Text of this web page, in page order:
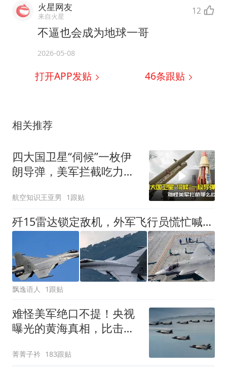
火星网友
来自火星 12
不逼也会成为地球一哥
2026-05-08
打开APP发贴 46条跟贴
相关推荐
四大国卫星“伺候”一枚伊
朗导弹，美军拦截吃力的
航空知识王亚男 1跟贴
歼15雷达锁定敌机，外军飞行员慌忙喊话想回家
飘逸语人 1跟贴
难怪美军绝口不提！央视
曝光的黄海真相，比击落
菁菁子衿 183跟贴